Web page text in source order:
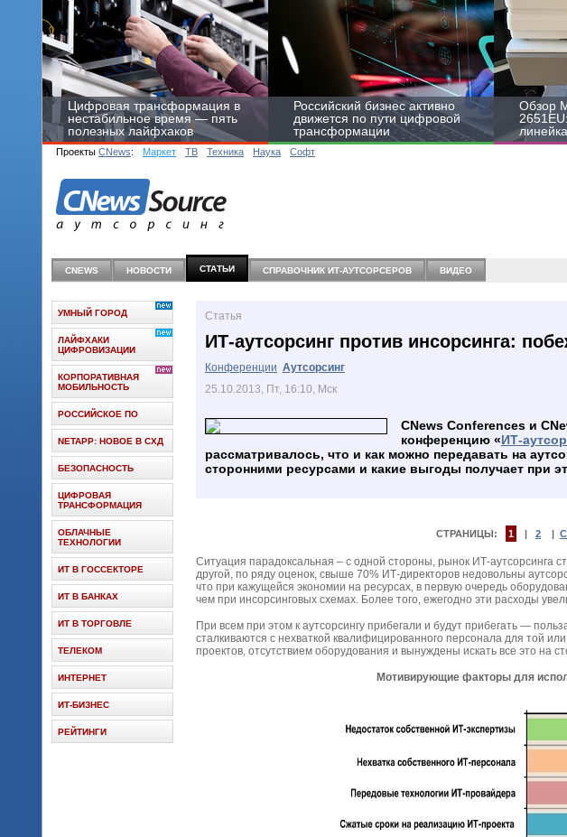
Цифровая трансформация в
нестабильное время — пять
полезных лайфхаков
Российский бизнес активно
движется по пути цифровой
трансформации
Обзор
линейка
Проекты CNews: Маркет ТВ Техника Наука Софт
CNEWS НОВОСТИ СТАТЬИ СПРАВОЧНИК ИТ-АУТСОРCЕРОВ ВИДЕО
Статья
ИТ-аутсорсинг против инсорсинга:
Конференции Аутсорсинг
25.10.2013, Пт, 16:10, Мск
CNews Conferences и
конференцию «ИТ-
рассматривалось, что и как можно передавать на
сторонними ресурсами и какие выгоды получает при
СТРАНИЦЫ: 1 | 2 |
Ситуация парадоксальная – с одной стороны, рынок ИТ-аутсорсинга
другой, по ряду оценок, свыше 70% ИТ-директоров недовольны
что при кажущейся экономии на ресурсах, в первую очередь
чем при инсорсинговых схемах. Более того, ежегодно эти расходы
При всем при этом к аутсорсингу прибегали и будут прибегать —
сталкиваются с нехваткой квалифицированного персонала для той
проектов, отсутствием оборудования и вынуждены искать все это на
Мотивирующие факторы для
УМНЫЙ ГОРОД
ЛАЙФХАКИ
ЦИФРОВИЗАЦИИ
КОРПОРАТИВНАЯ
МОБИЛЬНОСТЬ
РОССИЙСКОЕ ПО
NETAPP: НОВОЕ В СХД
БЕЗОПАСНОСТЬ
ЦИФРОВАЯ
ТРАНСФОРМАЦИЯ
ОБЛАЧНЫЕ
ТЕХНОЛОГИИ
ИТ В ГОССЕКТОРЕ
ИТ В БАНКАХ
ИТ В ТОРГОВЛЕ
ТЕЛЕКОМ
ИНТЕРНЕТ
ИТ-БИЗНЕС
РЕЙТИНГИ